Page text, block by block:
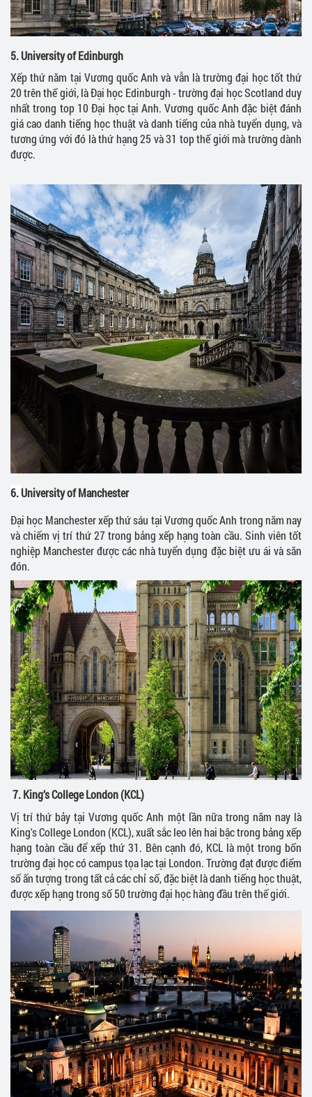
5. University of Edinburgh
Xếp thứ năm tại Vương quốc Anh và vẫn là trường đại học tốt thứ
20 trên thế giới, là Đại học Edinburgh - trường đại học Scotland duy
nhất trong top 10 Đại học tại Anh. Vương quốc Anh đặc biệt đánh
giá cao danh tiếng học thuật và danh tiếng của nhà tuyển dụng, và
tương ứng với đó là thứ hạng 25 và 31 top thế giới mà trường dành
được.
6.University of Manchester
Đại học Manchester xếp thứ sáu tại Vương quốc Anh trong năm nay
và chiếm vị trí thứ 27 trong bảng xếp hạng toàn cầu. Sinh viên tốt
nghiệp Manchester được các nhà tuyển dụng đặc biệt ưu ái và săn
đón.
7.King’s College London (KCL)
Vị trí thứ bảy tại Vương quốc Anh một lần nữa trong năm nay là
King's College London (KCL), xuất sắc leo lên hai bậc trong bảng xếp
hạng toàn cầu để xếp thứ 31. Bên cạnh đó, KCL là một trong bốn
trường đại học có campus tọa lạc tại London. Trường đạt được điểm
số ấn tượng trong tất cả các chỉ số, đặc biệt là danh tiếng học thuật,
được xếp hạng trong số 50 trường đại học hàng đầu trên thế giới.